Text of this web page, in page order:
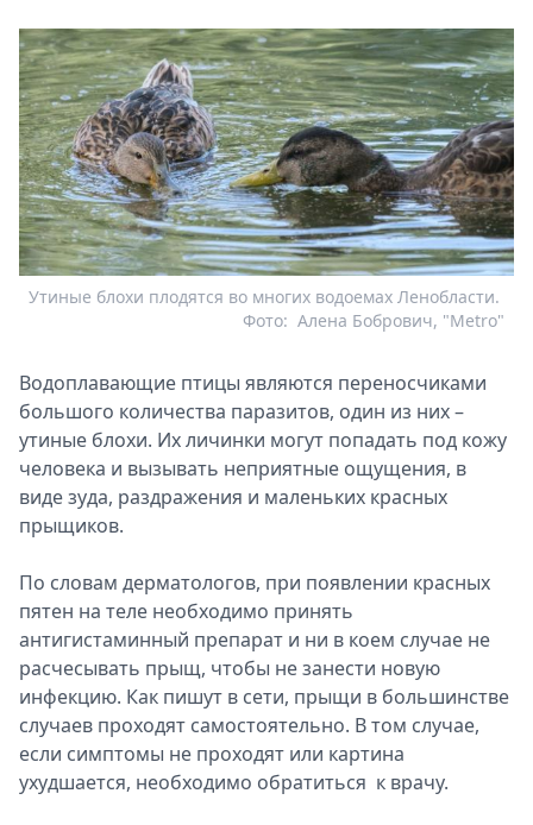
Утиные блохи плодятся во многих водоемах Ленобласти.
Алена Бобрович, "Metro"
Фото:
Водоплавающие птицы являются переносчиками
большого количества паразитов, один из них –
утиные блохи. Их личинки могут попадать под кожу
человека и вызывать неприятные ощущения, в
виде зуда, раздражения и маленьких красных
прыщиков.
По словам дерматологов, при появлении красных
пятен на теле необходимо принять
антигистаминный препарат и ни в коем случае не
расчесывать прыщ, чтобы не занести новую
инфекцию. Как пишут в сети, прыщи в большинстве
случаев проходят самостоятельно. В том случае,
если симптомы не проходят или картина
ухудшается, необходимо обратиться к врачу.